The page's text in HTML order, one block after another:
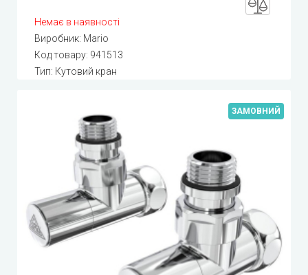
Немає в наявності
Виробник: Mario
Код товару: 941513
Тип: Кутовий кран
ЗАМОВНИЙ